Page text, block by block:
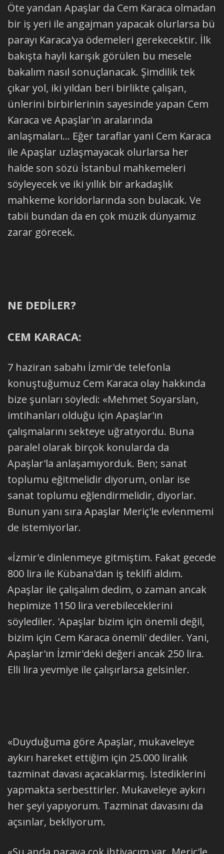
Öte yandan Apaşlar da Cem Karaca olmadan
bir iş yeri ile angajman yapacak olurlarsa bü
parayı Karaca'ya ödemeleri gerekecektir. İlk
bakışta hayli karışık görülen bu mesele
bakalım nasıl sonuçlanacak. Şimdilik tek
çıkar yol, iki yıldan beri birlikte çalışan,
ünlerini birbirlerinin sayesinde yapan Cem
Karaca ve Apaşlar'ın aralarında
anlaşmaları... Eğer taraflar yani Cem Karaca
ile Apaşlar uzlaşmayacak olurlarsa her
halde son sözü İstanbul mahkemeleri
söyleyecek ve iki yıllık bir arkadaşlık
mahkeme koridorlarında son bulacak. Ve
tabii bundan da en çok müzik dünyamız
zarar görecek.
NE DEDİLER?
CEM KARACA:
7 haziran sabahı İzmir'de telefonla
konuştuğumuz Cem Karaca olay hakkında
bize şunları söyledi: «Mehmet Soyarslan,
imtihanları olduğu için Apaşlar'ın
çalışmalarını sekteye uğratıyordu. Buna
paralel olarak birçok konularda da
Apaşlar'la anlaşamıyorduk. Ben; sanat
toplumu eğitmelidir diyorum, onlar ise
sanat toplumu eğlendirmelidir, diyorlar.
Bunun yanı sıra Apaşlar Meriç'le evlenmemi
de istemiyorlar.
«İzmir'e dinlenmeye gitmiştim. Fakat gecede
800 lira ile Kübana'dan iş teklifi aldım.
Apaşlar ile çalışalım dedim, o zaman ancak
hepimize 1150 lira verebileceklerini
söylediler. 'Apaşlar bizim için önemli değil,
bizim için Cem Karaca önemli' dediler. Yani,
Apaşlar'ın İzmir'deki değeri ancak 250 lira.
Elli lira yevmiye ile çalışırlarsa gelsinler.
«Duyduğuma göre Apaşlar, mukaveleye
aykırı hareket ettiğim için 25.000 liralık
tazminat davası açacaklarmış. İstediklerini
yapmakta serbesttirler. Mukaveleye aykırı
her şeyi yapıyorum. Tazminat davasını da
açsınlar, bekliyorum.